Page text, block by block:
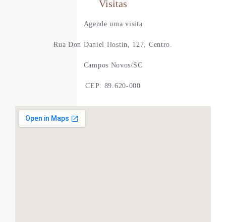
Visitas
Agende uma visita
Rua Don Daniel Hostin, 127, Centro.
Campos Novos/SC
CEP: 89.620-000